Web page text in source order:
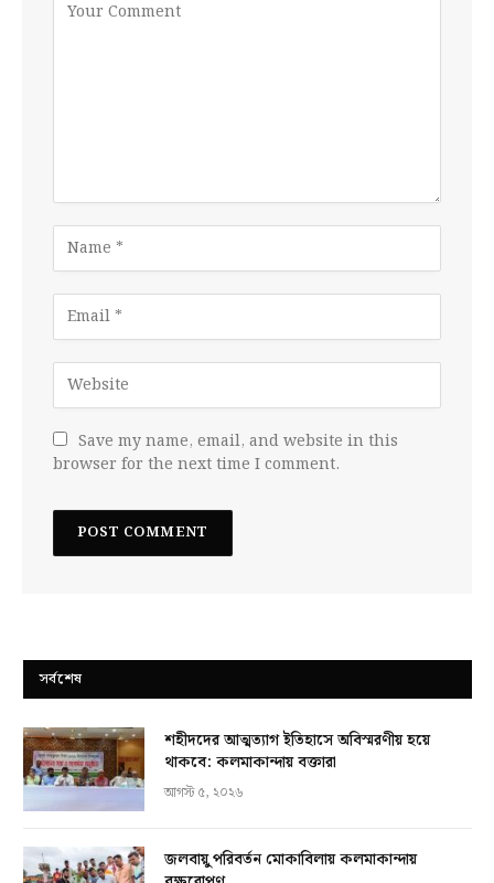
Save my name, email, and website in this
browser for the next time I comment.
সর্বশেষ
শহীদদের আত্মত্যাগ ইতিহাসে অবিস্মরণীয় হয়ে
থাকবে: কলমাকান্দায় বক্তারা
আগস্ট ৫, ২০২৬
জলবায়ু পরিবর্তন মোকাবিলায় কলমাকান্দায়